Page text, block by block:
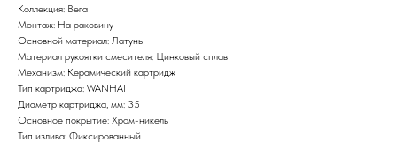
Коллекция: Вега
Монтаж: На раковину
Основной материал: Латунь
Материал рукоятки смесителя: Цинковый сплав
Механизм: Керамический картридж
Тип картриджа: WANHAI
Диаметр картриджа, мм: 35
Основное покрытие: Хром-никель
Тип излива: Фиксированный